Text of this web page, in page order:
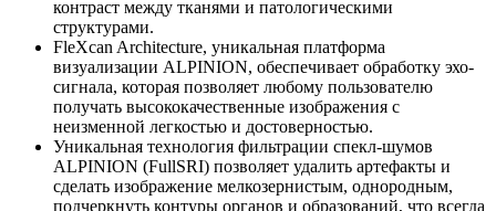
контраст между тканями и патологическими
структурами.
FleXcan Architecture, уникальная платформа
визуализации ALPINION, обеспечивает обработку эхо-
сигнала, которая позволяет любому пользователю
получать высококачественные изображения с
неизменной легкостью и достоверностью.
Уникальная технология фильтрации спекл-шумов
ALPINION (FullSRI) позволяет удалить артефакты и
сделать изображение мелкозернистым, однородным,
подчеркнуть контуры органов и образований, что всегда